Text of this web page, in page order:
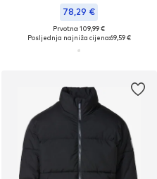
78,29 €
Prvotno: 109,99 €
Posljednja najniža cijena:69,59 €